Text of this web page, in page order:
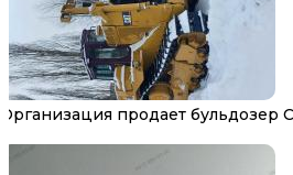
Организация продает бульдозер